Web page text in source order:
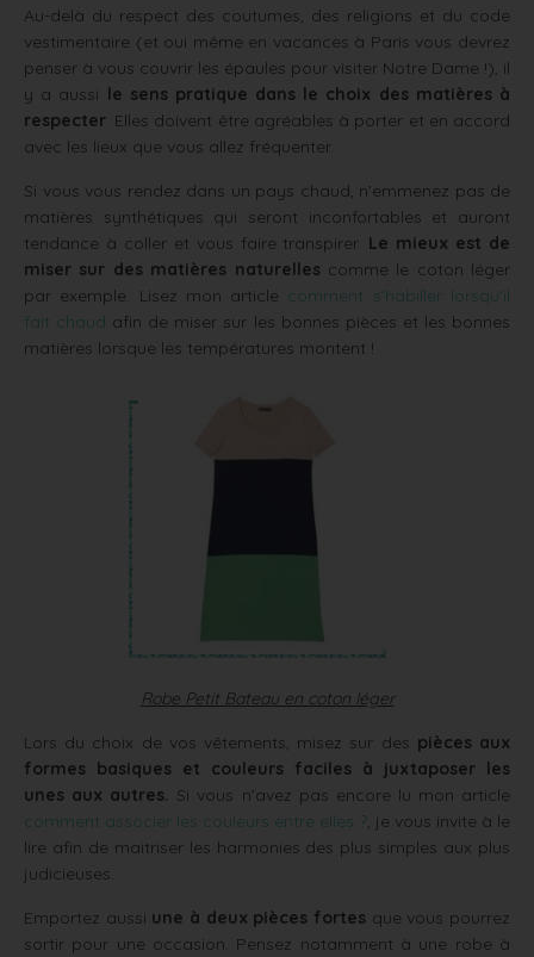
Au-delà du respect des coutumes, des religions et du code
vestimentaire (et oui même en vacances à Paris vous devrez
penser à vous couvrir les épaules pour visiter Notre Dame !), il
y a aussi le sens pratique dans le choix des matières à
respecter . Elles doivent être agréables à porter et en accord
avec les lieux que vous allez fréquenter.
Si vous vous rendez dans un pays chaud, n’emmenez pas de
matières synthétiques qui seront inconfortables et auront
tendance à coller et vous faire transpirer. Le mieux est de
miser sur des matières naturelles comme le coton léger
par exemple. Lisez mon article comment s’habiller lorsqu’il
fait chaud afin de miser sur les bonnes pièces et les bonnes
matières lorsque les températures montent !
Robe Petit Bateau en coton léger
Lors du choix de vos vêtements, misez sur des pièces aux
formes basiques et couleurs faciles à juxtaposer les
unes aux autres. Si vous n’avez pas encore lu mon article
comment associer les couleurs entre elles ? , je vous invite à le
lire afin de maitriser les harmonies des plus simples aux plus
judicieuses.
Emportez aussi une à deux pièces fortes que vous pourrez
sortir pour une occasion. Pensez notamment à une robe à